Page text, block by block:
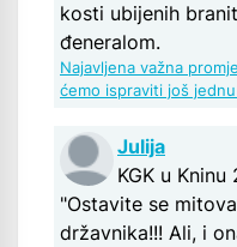
kosti ubijenih
đeneralom.
Najavljena važna
ćemo ispraviti još
Julija
KGK u
"Ostavite se
državnika!!! Ali, i